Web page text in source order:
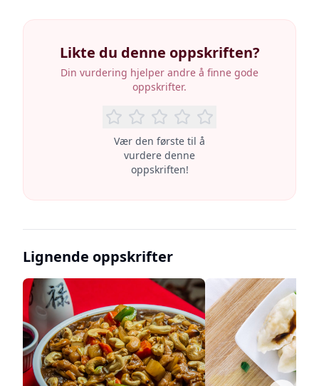
Likte du denne oppskriften?
Din vurdering hjelper andre å finne gode
oppskrifter.
Vær den første til å
vurdere denne
oppskriften!
Lignende oppskrifter